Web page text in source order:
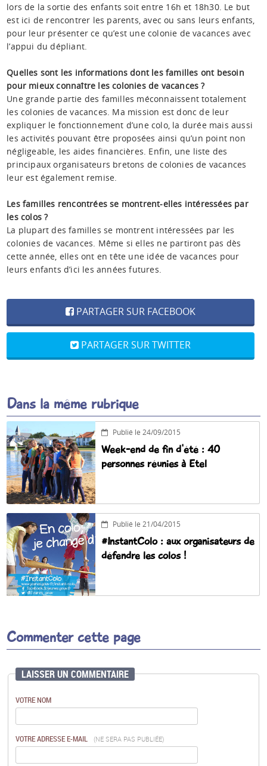
lors de la sortie des enfants soit entre 16h et 18h30. Le but
est ici de rencontrer les parents, avec ou sans leurs enfants,
pour leur présenter ce qu’est une colonie de vacances avec
l’appui du dépliant.
Quelles sont les informations dont les familles ont besoin
pour mieux connaître les colonies de vacances ?
Une grande partie des familles méconnaissent totalement
les colonies de vacances. Ma mission est donc de leur
expliquer le fonctionnement d’une colo, la durée mais aussi
les activités pouvant être proposées ainsi qu’un point non
négligeable, les aides financières. Enfin, une liste des
principaux organisateurs bretons de colonies de vacances
leur est également remise.
Les familles rencontrées se montrent-elles intéressées par
les colos ?
La plupart des familles se montrent intéressées par les
colonies de vacances. Même si elles ne partiront pas dès
cette année, elles ont en tête une idée de vacances pour
leurs enfants d’ici les années futures.
PARTAGER SUR FACEBOOK
PARTAGER SUR TWITTER
Dans la même rubrique
Publié le 24/09/2015
Week-end de fin d'été : 40
personnes réunies à Etel
Publié le 21/04/2015
#InstantColo : aux organisateurs de
défendre les colos !
Commenter cette page
LAISSER UN COMMENTAIRE
VOTRE NOM
VOTRE ADRESSE E-MAIL (NE SERA PAS PUBLIÉE)